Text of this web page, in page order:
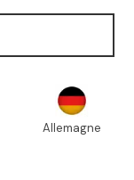
Allemagne